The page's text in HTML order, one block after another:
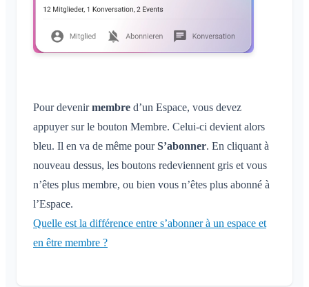
Pour devenirmembre d’un Espace, vous devez
appuyer sur le bouton Membre. Celui-ci devient alors
bleu. Il en va de même pourS’abonner. En cliquant à
nouveau dessus, les boutons redeviennent gris et vous
n’êtes plus membre, ou bien vous n’êtes plus abonné à
l’Espace.
Quelle est la différence entre s’abonner à un espace et
en être membre ?